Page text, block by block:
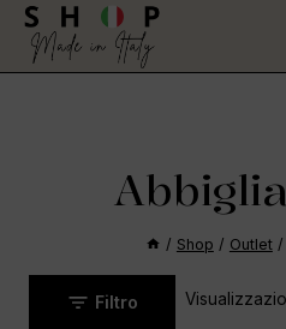
/ Shop / Outlet /
Filtro